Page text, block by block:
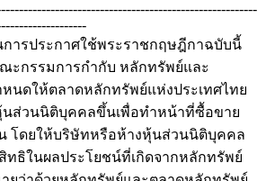
การประกาศใช้พระราชกฤษฎีกาฉบับนี้
ะกรรมการกำกับ หลักทรัพย์และ
นดให้ตลาดหลักทรัพย์แห่งประเทศไทย
นส่วนนิติบุคคลขึ้นเพื่อทำหน้าที่ซื้อขาย
โดยให้บริษัทหรือห้างหุ้นส่วนนิติบุคคล
ทธิในผลประโยชน์ที่เกิดจากหลักทรัพย์